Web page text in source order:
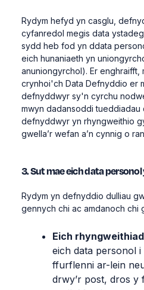
Rydym hefyd yn casglu,
cyfanredol megis data
sydd heb fod yn ddata
eich hunaniaeth yn
anuniongyrchol). Er
crynhoi'ch Data Defnyddio er
defnyddwyr sy'n cyrchu
mwyn dadansoddi tueddiadau
defnyddwyr yn rhyngweithio
gwella’r wefan a’n cynnig o
3. Sut mae eich data personol
Rydym yn defnyddio dulliau
gennych chi ac amdanoch chi
Eich
eich data personol
ffurflenni ar-lein
drwy’r post, dros